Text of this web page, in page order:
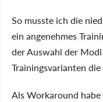
So musste ich die
ein angenehmes
der Auswahl der
Trainingsvarianten
Als Workaround